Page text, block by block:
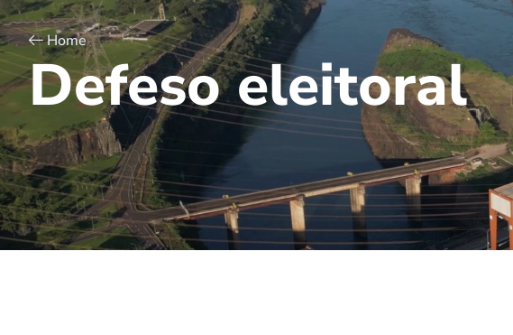
Home
Defeso eleitoral